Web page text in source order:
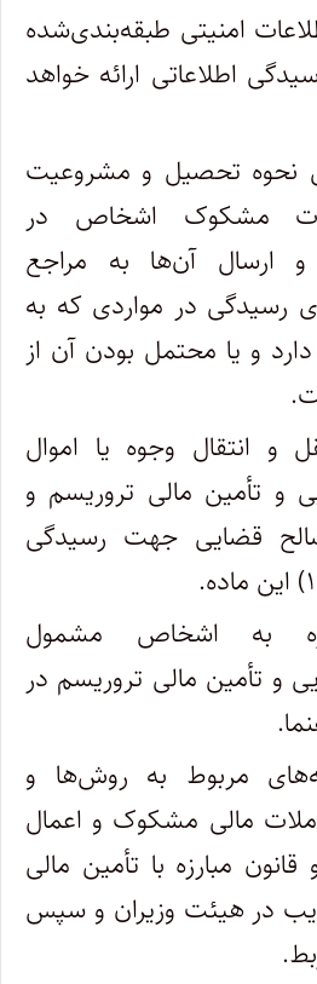
امنیتی طبقه‌بندی‌شده
اطلاعاتی ارائه خواهد
نحوه تحصیل و مشروعیت
مشکوک اشخاص در
ارسال آن‌ها به مراجع
رسیدگی در مواردی که به
و یا محتمل بودن آن از
و انتقال وجوه یا اموال
و تأمین مالی تروریسم و
قضایی جهت رسیدگی
به اشخاص مشمول
و تأمین مالی تروریسم در
مربوط به روش‌ها و
مالی مشکوک و اعمال
مبارزه با تأمین مالی
در هیئت وزیران و سپس